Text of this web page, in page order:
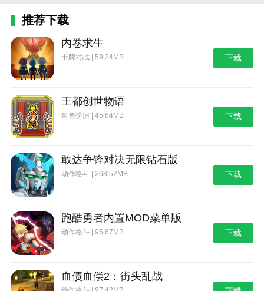
，欢迎大家记住本站网址，本站是您下载安卓手游app
最好的网站！
推荐下载
内卷求生
卡牌对战 | 59.24MB 下载
王都创世物语
角色扮演 | 45.64MB 下载
敢达争锋对决无限钻石版
动作格斗 | 268.52MB 下载
跑酷勇者内置MOD菜单版
动作格斗 | 95.67MB 下载
血债血偿2：街头乱战